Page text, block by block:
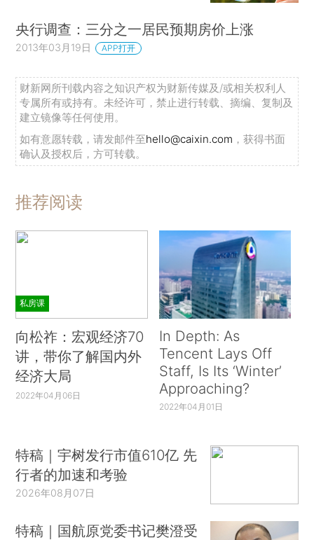
央行调查：三分之一居民预期房价上涨
2013年03月19日 APP打开
财新网所刊载内容之知识产权为财新传媒及/或相关权利人
专属所有或持有。未经许可，禁止进行转载、摘编、复制及
建立镜像等任何使用。
如有意愿转载，请发邮件至hello@caixin.com ，获得书面
确认及授权后，方可转载。
推荐阅读
私房课
向松祚：宏观经济70
讲，带你了解国内外
经济大局
2022年04月06日
In Depth: As
Tencent Lays Off
Staff, Is Its ‘Winter’
Approaching?
2022年04月01日
特稿｜宇树发行市值610亿 先
行者的加速和考验
2026年08月07日
特稿｜国航原党委书记樊澄受